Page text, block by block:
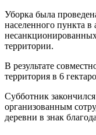
Уборка была
населенного пункта
территории.
В результате
территория в 6
Субботник
организованным
деревни в знак